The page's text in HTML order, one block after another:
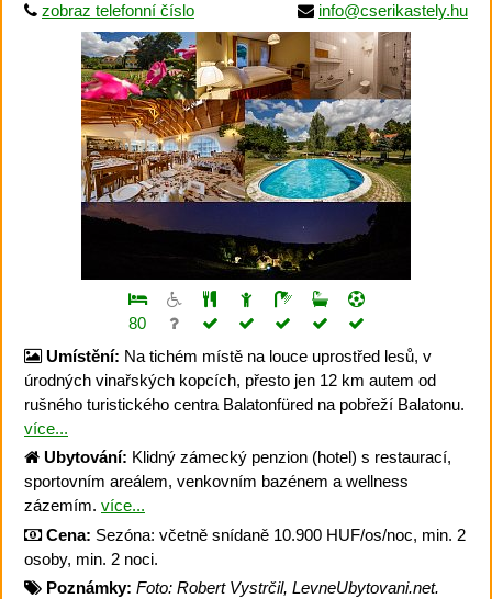
zobraz telefonní číslo
info@cserikastely.hu
80
Umístění: Na tichém místě na louce uprostřed lesů, v
úrodných vinařských kopcích, přesto jen 12 km autem od
rušného turistického centra Balatonfüred na pobřeží Balatonu.
více...
Ubytování: Klidný zámecký penzion (hotel) s restaurací,
sportovním areálem, venkovním bazénem a wellness
zázemím. více...
Cena: Sezóna: včetně snídaně 10.900 HUF/os/noc, min. 2
osoby, min. 2 noci.
Poznámky: Foto: Robert Vystrčil, LevneUbytovani.net.